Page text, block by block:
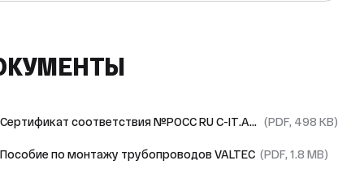
Сертификат соответствия №РОСС RU C-IT.АД85.B.00297/23 Valtec (PDF, 498 KB)
Пособие по монтажу трубопроводов VALTEC (PDF, 1.8 MB)